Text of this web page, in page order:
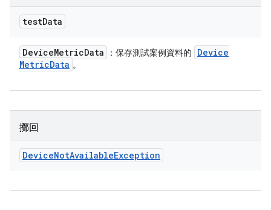
testData
DeviceMetricData ：保存測試案例資料的
Device
MetricData 。
擲回
DeviceNotAvailableException